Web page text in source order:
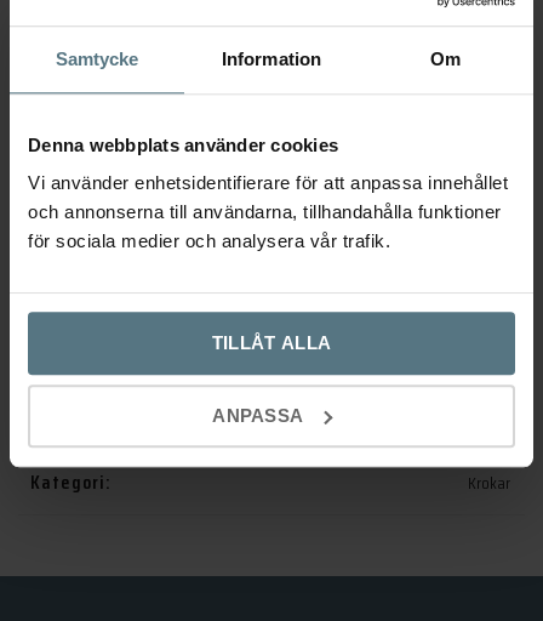
Samtycke Information Om
Denna webbplats använder cookies
Vi använder enhetsidentifierare för att anpassa innehållet
och annonserna till användarna, tillhandahålla funktioner
för sociala medier och analysera vår trafik.
TILLÅT ALLA
ANPASSA
132 × 29 × 90 mm
Utförande
Finish
Serie Krok Lagan
Ja
Kategori: Krokar